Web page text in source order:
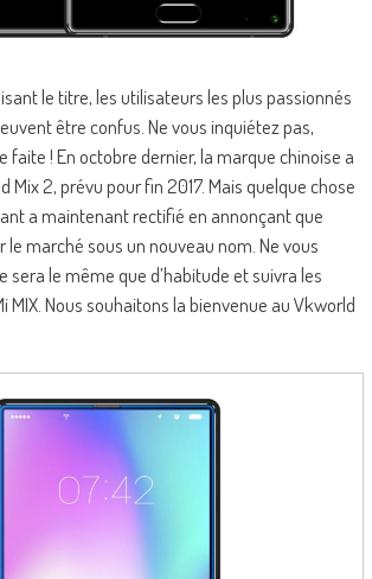
le titre, les utilisateurs les plus passionnés
être confus. Ne vous inquiétez pas,
faite ! En octobre dernier, la marque chinoise a
Mix 2, prévu pour fin 2017. Mais quelque chose
a maintenant rectifié en annonçant que
le marché sous un nouveau nom. Ne vous
sera le même que d’habitude et suivra les
MIX. Nous souhaitons la bienvenue au Vkworld